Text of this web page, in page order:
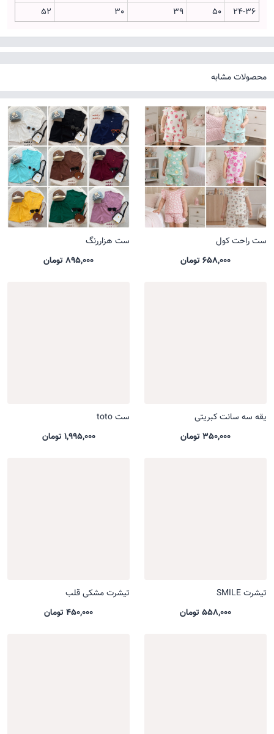
24-36
50
39
30
52
محصولات مشابه
ست راحت کول
658,000 تومان
ست هزاررنگ
895,000 تومان
یقه سه سانت کبریتی
350,000 تومان
ست toto
1,995,000 تومان
تیشرت SMILE
558,000 تومان
تیشرت مشکی قلب
450,000 تومان